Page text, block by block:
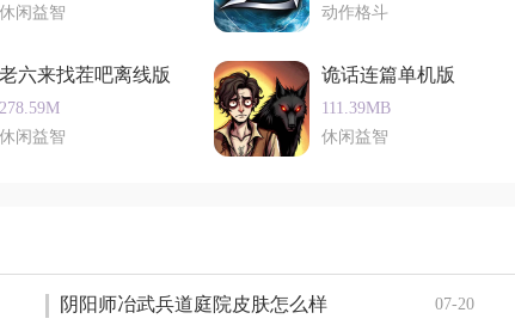
休闲益智
动作格斗
老六来找茬吧离线版
278.59M
休闲益智
诡话连篇单机版
111.39MB
休闲益智
07-20
阴阳师冶武兵道庭院皮肤怎么样